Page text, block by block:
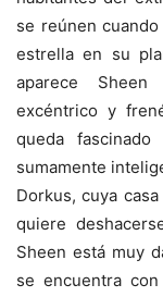
se reúnen
estrella en su
aparece Sheen
excéntrico y
queda
sumamente
Dorkus, cuya
quiere
Sheen está muy
se encuentra